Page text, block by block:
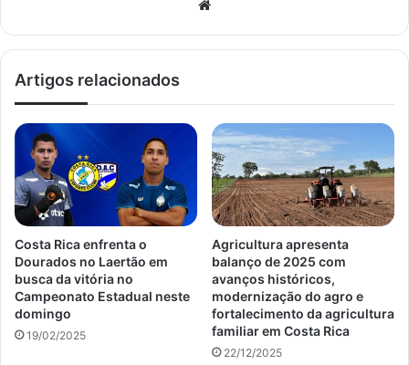
Artigos relacionados
Costa Rica enfrenta o
Dourados no Laertão em
busca da vitória no
Campeonato Estadual neste
domingo
19/02/2025
Agricultura apresenta
balanço de 2025 com
avanços históricos,
modernização do agro e
fortalecimento da agricultura
familiar em Costa Rica
22/12/2025